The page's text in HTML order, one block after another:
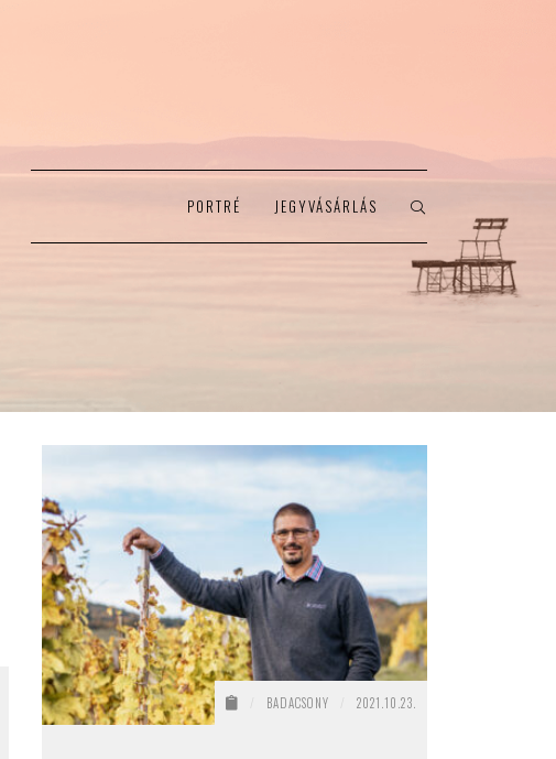
PORTRÉ JEGYVÁSÁRLÁS
BADACSONY 2021.10.23.